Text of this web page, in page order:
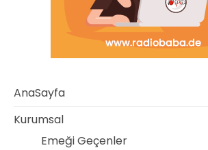
AnaSayfa
Kurumsal
Emeği Geçenler